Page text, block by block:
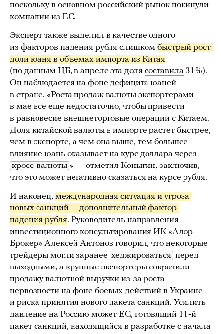
поскольку в основном российский рынок покинули
компании из ЕС.
Эксперт также выделил в качестве одного
из факторов падения рубля слишком быстрый рост
доли юаня в объемах импорта из Китая
(по данным ЦБ, в апреле эта доля составила 31%).
Он наблюдается на фоне дефицита юаней
в стране. «Роста продаж валюты экспортерами
в мае все еще недостаточно, чтобы привести
в равновесие внешнеторговые операции с Китаем.
Доля китайской валюты в импорте растет быстрее,
чем в экспорте, а чем она выше, тем большее
влияние юань оказывает на курс доллара через
кросс-валюты », — отметил Коныгин, заключив,
что это может негативно сказаться на курсе рубля.
И наконец, международная ситуация и угроза
новых санкций — дополнительный фактор
падения рубля. Руководитель направления
инвестиционного консультирования ИК «Алор
Брокер» Алексей Антонов говорил, что некоторые
трейдеры могли заранее хеджироваться перед
выходными, а крупные экспортеры сократили
продажу валютной выручки из-за роста
нервозности на фоне боевых действий в Украине
и риска принятия нового пакета санкций. Усилить
давление на Россию может ЕС, готовящий 11-й
пакет санкций, находящийся в разработке с начала